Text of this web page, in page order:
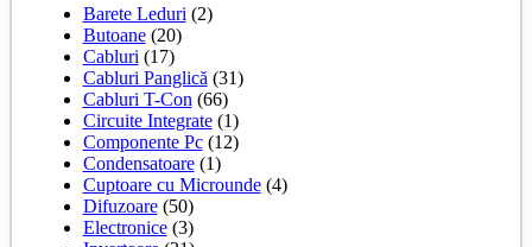
Barete Leduri (2)
Butoane (20)
Cabluri (17)
Cabluri Panglică (31)
Cabluri T-Con (66)
Circuite Integrate (1)
Componente Pc (12)
Condensatoare (1)
Cuptoare cu Microunde (4)
Difuzoare (50)
Electronice (3)